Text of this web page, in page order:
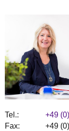
Tel.:
+49
Fax:
+49